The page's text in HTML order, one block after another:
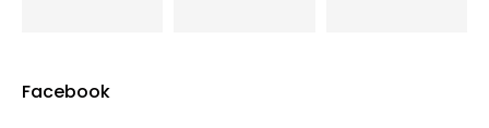
Facebook